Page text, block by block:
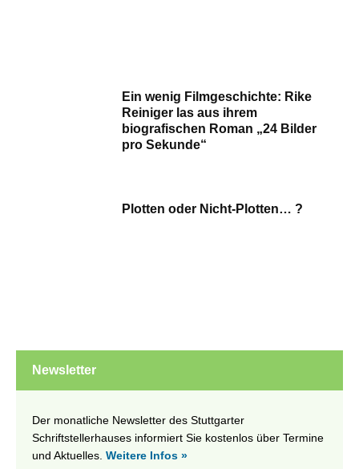
Ein wenig Filmgeschichte: Rike
Reiniger las aus ihrem
biografischen Roman „24 Bilder
pro Sekunde“
Plotten oder Nicht-Plotten… ?
Newsletter
Der monatliche Newsletter des Stuttgarter
Schriftstellerhauses informiert Sie kostenlos über Termine
und Aktuelles. Weitere Infos »